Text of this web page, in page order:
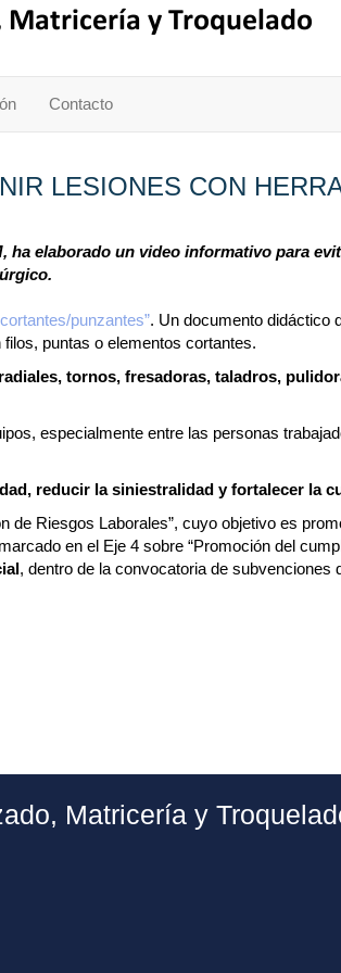
Contacto
LESIONES CON
elaborado un video informativo para
punzantes”. Un documento didáctico
puntas o elementos cortantes.
radiales, tornos, fresadoras, taladros,
especialmente entre las personas
reducir la siniestralidad y fortalecer la
de Riesgos Laborales”, cuyo objetivo es
en el Eje 4 sobre “Promoción del
, dentro de la convocatoria de subvenciones
Matricería y